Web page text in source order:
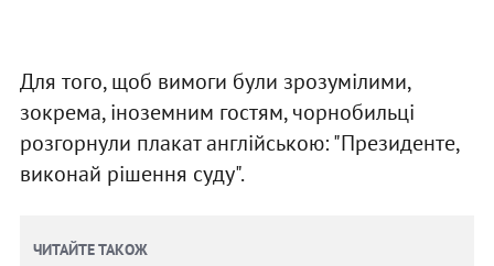
Для того, щоб вимоги були зрозумілими,
зокрема, іноземним гостям, чорнобильці
розгорнули плакат англійською: "Президенте,
виконай рішення суду".
ЧИТАЙТЕ ТАКОЖ